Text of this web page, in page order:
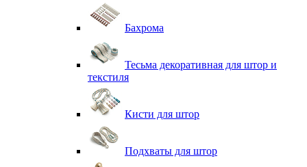
Бахрома
Тесьма декоративная для штор и
текстиля
Кисти для штор
Подхваты для штор